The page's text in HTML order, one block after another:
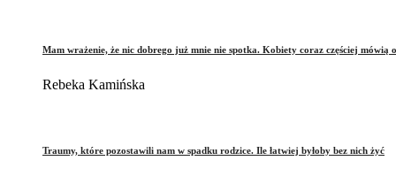
Mam wrażenie, że nic dobrego już mnie nie spotka. Kobiety coraz częściej mówią
Rebeka Kamińska
Traumy, które pozostawili nam w spadku rodzice. Ile łatwiej byłoby bez nich żyć